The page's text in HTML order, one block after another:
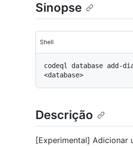
Sinopse
Shell
codeql database add-
Descrição
[Experimental] Adicionar